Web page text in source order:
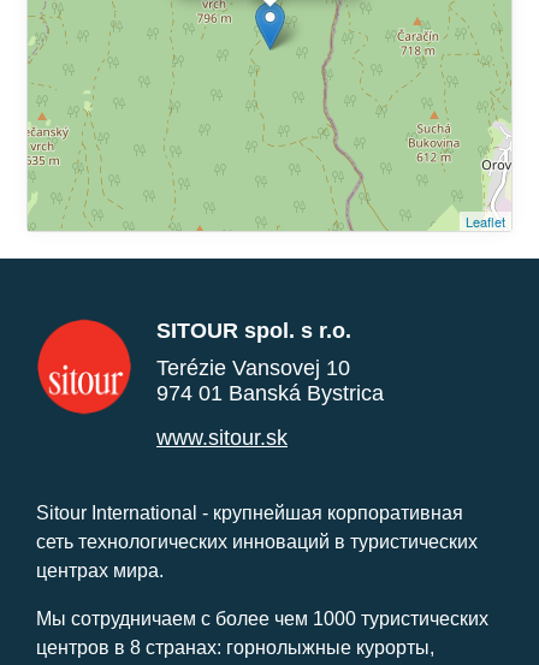
Leaflet
SITOUR spol. s r.o.
Terézie Vansovej 10
974 01 Banská Bystrica
www.sitour.sk
Sitour International - крупнейшая корпоративная
сеть технологических инноваций в туристических
центрах мира.
Мы сотрудничаем с более чем 1000 туристических
центров в 8 странах: горнолыжные курорты,